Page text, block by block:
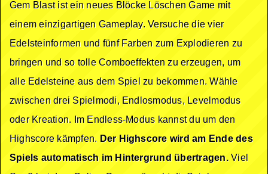
Gem Blast ist ein neues Blöcke Löschen Game mit
einem einzigartigen Gameplay. Versuche die vier
Edelsteinformen und fünf Farben zum Explodieren zu
bringen und so tolle Comboeffekten zu erzeugen, um
alle Edelsteine aus dem Spiel zu bekommen. Wähle
zwischen drei Spielmodi, Endlosmodus, Levelmodus
oder Kreation. Im Endless-Modus kannst du um den
Highscore kämpfen. Der Highscore wird am Ende des
Spiels automatisch im Hintergrund übertragen.Viel